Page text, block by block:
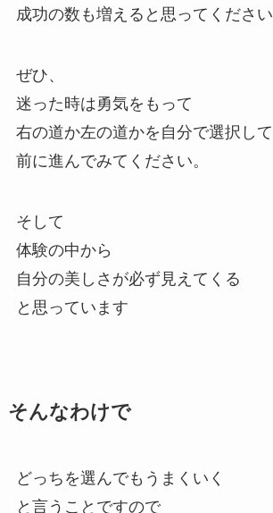
成功の数も増えると思ってください
ぜひ、
迷った時は勇気をもって
右の道か左の道かを自分で選択して
前に進んでみてください。
そして
体験の中から
自分の美しさが必ず見えてくる
と思っています
そんなわけで
どっちを選んでもうまくいく
と言うことですので